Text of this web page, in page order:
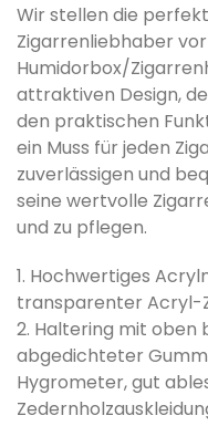
Wir stellen die
Zigarrenliebhaber
Humidorbox/
attraktiven Design,
den praktischen
ein Muss für jeden
zuverlässigen und
seine wertvolle
und zu pflegen.
1. Hochwertiges
transparenter Acryl-
2. Haltering mit oben
abgedichteter
Hygrometer, gut